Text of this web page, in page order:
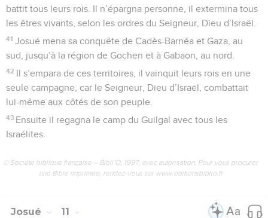
battit tous leurs rois. Il n’épargna personne, il extermina tous
les êtres vivants, selon les ordres du Seigneur, Dieu d’Israël.
41 Josué mena sa conquête de Cadès-Barnéa et Gaza, au
sud, jusqu’à la région de Gochen et à Gabaon, au nord.
42 Il s’empara de ces territoires, il vainquit leurs rois en une
seule campagne, car le Seigneur, Dieu d’Israël, combattait
lui-même aux côtés de son peuple.
43 Ensuite il regagna le camp du Guilgal avec tous les
Israélites.
© Société biblique française – Bibli’O, 1997, avec autorisation. Pour vous procurer
une Bible imprimée, rendez-vous sur www.editionsbiblio.fr
Josué 11